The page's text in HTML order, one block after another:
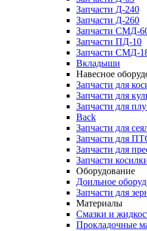
Запчасти Д-240
Запчасти Д-260
Запчасти СМД-
Запчасти ПД-10
Запчасти СМД-
Вкладыши
Навесное
Запчасти для
Запчасти для
Запчасти для
Back
Запчасти для
Запчасти для
Запчасти для
Запчасти
Оборудование
Доильное
Запчасти для
Материалы
Смазки и
Прокладочные